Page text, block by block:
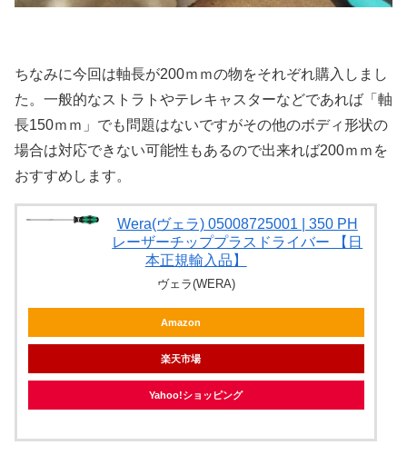
ちなみに今回は軸長が200ｍｍの物をそれぞれ購入しまし
た。一般的なストラトやテレキャスターなどであれば「軸
長150ｍｍ」でも問題はないですがその他のボディ形状の
場合は対応できない可能性もあるので出来れば200ｍｍを
おすすめします。
Wera(ヴェラ) 05008725001 | 350 PH
レーザーチッププラスドライバー 【日
本正規輸入品】
ヴェラ(WERA)
Amazon
楽天市場
Yahoo!ショッピング